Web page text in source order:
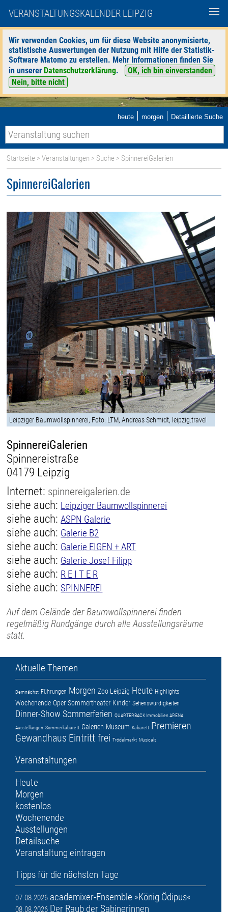
VERANSTALTUNGSKALENDER LEIPZIG
Wir verwenden Cookies, um für diese Website anonymisierte,
statistische Auswertungen der Nutzung mit Hilfe der Statistik-
Software Matomo zu erstellen. Mehr Informationen finden Sie
in unserer Datenschutzerklärung.
OK, ich bin einverstanden
Nein, bitte nicht
heute | morgen | Detaillierte Suche
Startseite >Veranstaltungen > Suche > SpinnereiGalerien
SpinnereiGalerien
Leipziger Baumwollspinnerei, Foto: LTM, Andreas Schmidt, leipzig.travel
SpinnereiGalerien
Spinnereistraße
04179 Leipzig
Internet: spinnereigalerien.de
siehe auch: Leipziger Baumwollspinnerei
siehe auch:ASPN Galerie
siehe auch: Galerie B2
siehe auch: Galerie EIGEN + ART
siehe auch: Galerie Josef Filipp
siehe auch: R E I T E R
siehe auch: SPINNEREI
Auf dem Gelände der Baumwollspinnerei finden
regelmäßig Rundgänge durch alle Ausstellungsräume
statt.
Aktuelle Themen
Demnächst Führungen Morgen Zoo Leipzig Heute Highlights
Wochenende Oper Sommertheater Kinder Sehenswürdigkeiten
Dinner-Show Sommerferien QUARTERBACK Immobilien ARENA
Ausstellungen Sommerkabarett Galerien Museum Kabarett Premieren
Gewandhaus Eintritt frei Trödelmarkt Musicals
Veranstaltungen
Heute
Morgen
kostenlos
Wochenende
Ausstellungen
Detailsuche
Veranstaltung eintragen
Tipps für die nächsten Tage
07.08.2026 academixer-Ensemble »König Ödipus«
08.08.2026 Der Raub der Sabinerinnen